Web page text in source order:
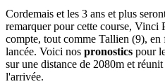
Cordemais et les 3 ans et plus
remarquer pour cette course, Vinci
compte, tout comme Tallien (9), en
lancée. Voici nos pronostics pour
sur une distance de 2080m et
l'arrivée.